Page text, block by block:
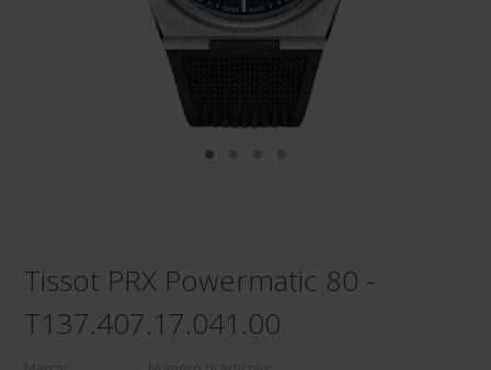
Tissot PRX Powermatic 80 -
T137.407.17.041.00